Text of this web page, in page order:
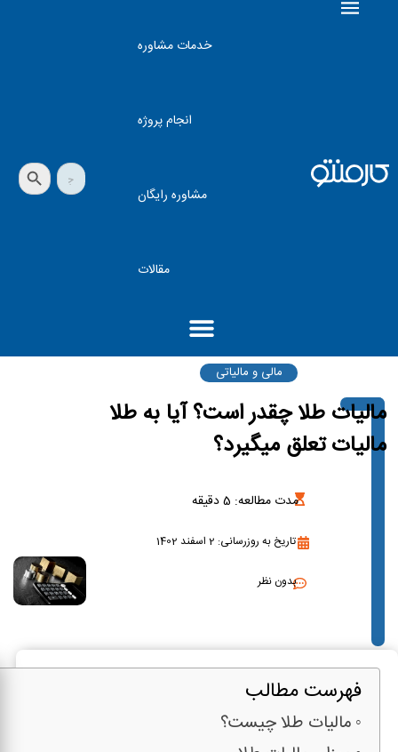
خدمات مشاوره
انجام پروژه
مشاوره رایگان
مقالات
جستجو
برای:
دکمه جستجو
مالی و مالیاتی
مالیات طلا چقدر است؟ آیا به طلا
مالیات تعلق میگیرد؟
مدت مطالعه: 5دقیقه
تاریخ به روزرسانی: 2 اسفند 1402
بدون نظر
فهرست مطالب
مالیات طلا چیست؟